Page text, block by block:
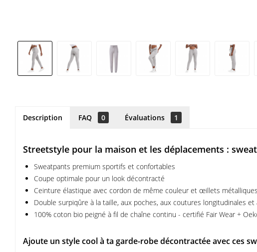
Description FAQ 0 Évaluations 1
Streetstyle pour la maison et les déplacements :
Sweatpants premium sportifs et confortables
Coupe optimale pour un look décontracté
Ceinture élastique avec cordon de même couleur et œillets
Double surpiqûre à la taille, aux poches, aux coutures longitudinales
100% coton bio peigné à fil de chaîne continu - certifié Fair Wear +
Ajoute un style cool à ta garde-robe décontractée avec ces